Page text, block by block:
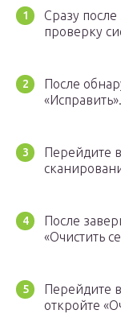
Сразу
проверку
После
«Исправить».
Перейдите
После
«Очистить
Перейдите
откройте